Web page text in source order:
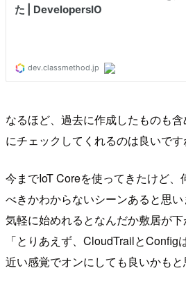
なるほど、過去に作成したものも
にチェックしてくれるのは良いです
今までIoT Coreを使ってきたけど
べきかわからないシーンあると思
気軽に始めれるとなんだか敷居が下
「とりあえず、CloudTrailとConfig
近い感覚でオンにしても良いかもと